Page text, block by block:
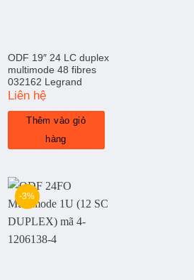
ODF 19″ 24 LC duplex
multimode 48 fibres
032162 Legrand
Liên hệ
Thêm vào giỏ
hàng
-3%